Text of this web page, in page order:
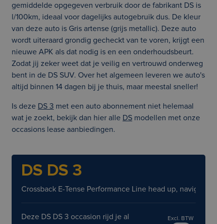
gemiddelde opgegeven verbruik door de fabrikant DS is
l/100km, ideaal voor dagelijks autogebruik dus. De kleur
van deze auto is Gris artense (grijs metallic). Deze auto
wordt uiteraard grondig gecheckt van te voren, krijgt een
nieuwe APK als dat nodig is en een onderhoudsbeurt.
Zodat jij zeker weet dat je veilig en vertrouwd onderweg
bent in de DS SUV. Over het algemeen leveren we auto's
altijd binnen 14 dagen bij je thuis, maar meestal sneller!
Is deze DS 3 met een auto abonnement niet helemaal
wat je zoekt, bekijk dan hier alle DS modellen met onze
occasions lease aanbiedingen.
DS DS 3
Crossback E-Tense Performance Line head up, navigatie
Deze DS DS 3 occasion rijd je al Excl. BTW